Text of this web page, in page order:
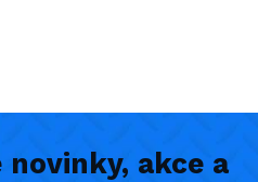
novinky, akce a